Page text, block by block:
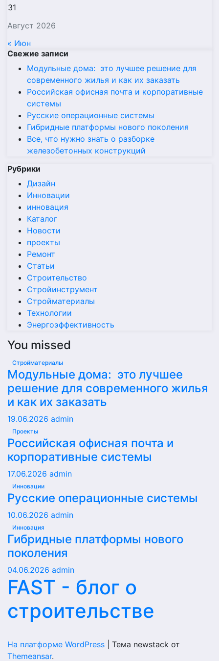
Август 2026
31
« Июн
Свежие записи
Модульные дома: это лучшее решение для
современного жилья и как их заказать
Российская офисная почта и корпоративные
системы
Русские операционные системы
Гибридные платформы нового поколения
Все, что нужно знать о разборке
железобетонных конструкций
Рубрики
Дизайн
Инновации
инновация
Каталог
Новости
проекты
Ремонт
Статьи
Строительство
Стройинструмент
Стройматериалы
Технологии
Энергоэффективность
You missed
Стройматериалы
Модульные дома: это лучшее
решение для современного жилья
и как их заказать
19.06.2026 admin
Проекты
Российская офисная почта и
корпоративные системы
17.06.2026 admin
Инновации
Русские операционные системы
10.06.2026 admin
Инновация
Гибридные платформы нового
поколения
04.06.2026 admin
FAST - блог о
строительстве
На платформе WordPress
Тема newstack от
Themeansar.